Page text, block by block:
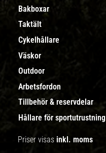
Bakboxar
Taktält
Cykelhållare
Väskor
Outdoor
Arbetsfordon
Tillbehör & reservdelar
Hållare för sportutrustning
Priser visas inkl. moms